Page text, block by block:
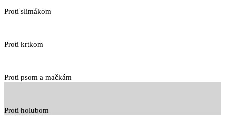
Proti slimákom
Proti krtkom
Proti psom a mačkám
Proti holubom